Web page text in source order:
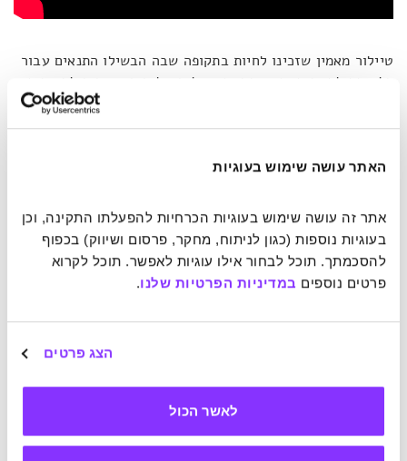
האתר עושה שימוש בעוגיות
פרטים נוספים במדיניות הפרטיות שלנו.
הצג פרטים
לאשר הכול
טיילור מאמין שזכינו לחיות בתקופה שבה הבשילו התנאים עבור
כל אחד לחיות חיים יצירתיים. שילוב של ביקוש גבוה לתוצרים
וטכנולוגיית הפצה זמינה, מהירה וזולה מאפשר לכולנו להביא
לעולם את התרומה היצירתית שלנו בכל תחום שאפשר להעלות
המילה יצירתי וחושבים 'זה קשור לאומנות, תרבות או המצאות.
כלומר,
"לכל אחד יש את
הכישורים, הביטחון וההזדמנות להפוך את הרעיונות שלו
למציאות, בין אם הרעיון הזה הוא מופע, מוצר, שירות, עסק,
אפילו תנועה חברתית".
אנחנו כבר רואים את התנועה הזו מול עינינו, אבל לא בטוח
שמישהו או מישהי מעלים, כל תמונה מעוצבת, כל סטטוס
מתוחכם, כל פרסום על תיקון ביתי סטייל עשה זאת בעצמך – כל
אלה ועוד רבים וטובים נכללים בגל היצירתי האנושי שהאינטרנט